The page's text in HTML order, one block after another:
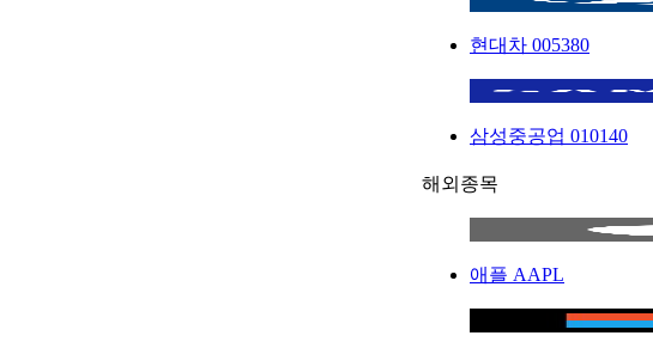
현대차 005380
삼성중공업 010140
해외종목
애플 AAPL